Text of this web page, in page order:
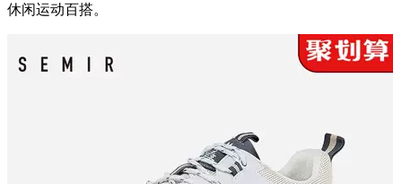
休闲运动百搭。